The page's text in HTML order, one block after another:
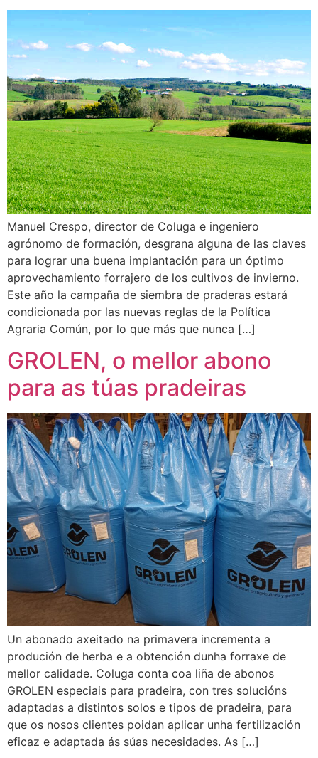
Manuel Crespo, director de Coluga e ingeniero
agrónomo de formación, desgrana alguna de las claves
para lograr una buena implantación para un óptimo
aprovechamiento forrajero de los cultivos de invierno.
Este año la campaña de siembra de praderas estará
condicionada por las nuevas reglas de la Política
Agraria Común, por lo que más que nunca […]
GROLEN, o mellor abono
para as túas pradeiras
Un abonado axeitado na primavera incrementa a
produción de herba e a obtención dunha forraxe de
mellor calidade. Coluga conta coa liña de abonos
GROLEN especiais para pradeira, con tres solucións
adaptadas a distintos solos e tipos de pradeira, para
que os nosos clientes poidan aplicar unha fertilización
eficaz e adaptada ás súas necesidades. As […]